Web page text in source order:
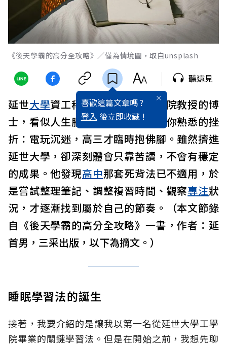
《後天學霸的高分全攻略》／僅為情境圖，取自unsplash
喜歡這篇文章嗎 ?
登入 後立即收藏 !
聽遠見
延世大學資工科第一名、跨轉 醫學 院教授的博
士，看似人生勝利組，但也曾走過你熟悉的挫
折：電玩沉迷，高三才臨時抱佛腳。雖然擠進
延世大學，卻深刻體會只靠苦讀，不會有穩定
的成果。他發現高中那套死背法已不適用，於
是嘗試整理筆記、調整複習時間、觀察專注狀
況，才逐漸找到屬於自己的節奏。（本文節錄
自《後天學霸的高分全攻略》一書，作者：延
首男，三采出版，以下為摘文。）
睡眠學習法的誕生
接著，我要介紹的是讓我以第一名從延世大學工學
院畢業的關鍵學習法。但是在開始之前，我想先聊